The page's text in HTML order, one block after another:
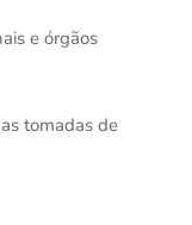
e órgãos
tomadas de